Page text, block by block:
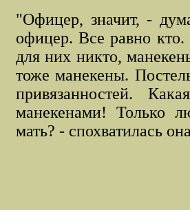
"Офицер, значит, -
офицер. Все равно
для них никто,
тоже манекены.
привязанностей.
манекенами! Только
мать? - спохватилась